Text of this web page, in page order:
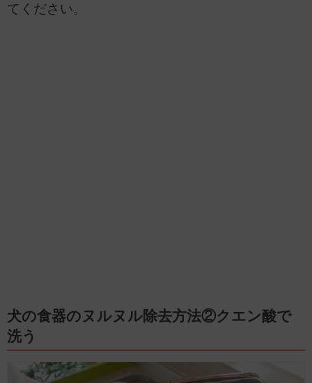
てください。
犬の食器のヌルヌル除去方法②クエン酸で
洗う